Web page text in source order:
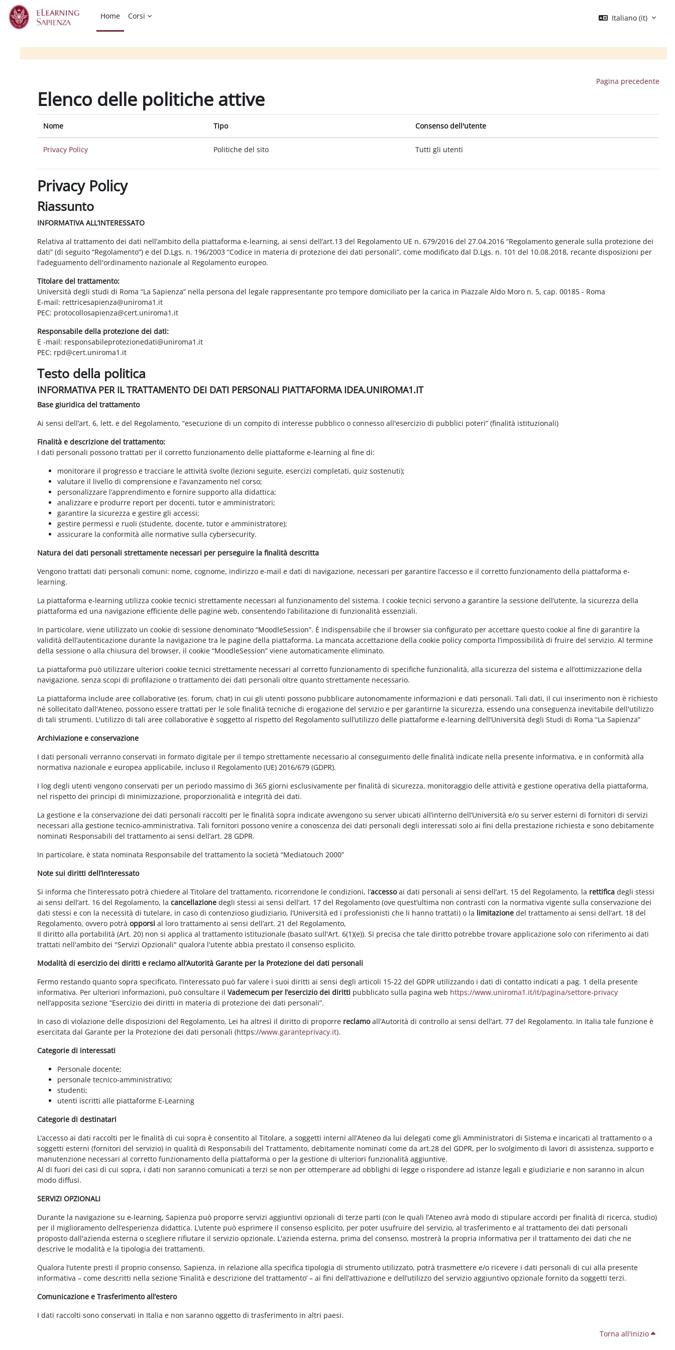
Vai al contenuto principale
Home
Corsi Italiano ‎(it)‎
Pagina precedente
Elenco delle politiche attive
Nome Tipo Consenso dell'utente
Privacy Policy Politiche del sito Tutti gli utenti
Privacy Policy
Riassunto
INFORMATIVA ALL’INTERESSATO
Relativa al trattamento dei dati nell’ambito della piattaforma e-learning, ai sensi dell’art.13 del Regolamento UE n. 679/2016 del 27.04.2016 “Regolamento generale sulla protezione dei
dati” (di seguito “Regolamento”) e del D.Lgs. n. 196/2003 “Codice in materia di protezione dei dati personali”, come modificato dal D.Lgs. n. 101 del 10.08.2018, recante disposizioni per
l'adeguamento dell'ordinamento nazionale al Regolamento europeo.
Titolare del trattamento:
Università degli studi di Roma “La Sapienza” nella persona del legale rappresentante pro tempore domiciliato per la carica in Piazzale Aldo Moro n. 5, cap. 00185 - Roma
E-mail: rettricesapienza@uniroma1.it
PEC: protocollosapienza@cert.uniroma1.it
Responsabile della protezione dei dati:
E -mail: responsabileprotezionedati@uniroma1.it
PEC: rpd@cert.uniroma1.it
Testo della politica
INFORMATIVA PER IL TRATTAMENTO DEI DATI PERSONALI PIATTAFORMA IDEA.UNIROMA1.IT
Base giuridica del trattamento
Ai sensi dell’art. 6, lett. e del Regolamento, “esecuzione di un compito di interesse pubblico o connesso all'esercizio di pubblici poteri” (finalità istituzionali)
Finalità e descrizione del trattamento:
I dati personali possono trattati per il corretto funzionamento delle piattaforme e-learning al fine di:
monitorare il progresso e tracciare le attività svolte (lezioni seguite, esercizi completati, quiz sostenuti);
valutare il livello di comprensione e l’avanzamento nel corso;
personalizzare l’apprendimento e fornire supporto alla didattica;
analizzare e produrre report per docenti, tutor e amministratori;
garantire la sicurezza e gestire gli accessi;
gestire permessi e ruoli (studente, docente, tutor e amministratore);
assicurare la conformità alle normative sulla cybersecurity.
Natura dei dati personali strettamente necessari per perseguire la finalità descritta
Vengono trattati dati personali comuni: nome, cognome, indirizzo e-mail e dati di navigazione, necessari per garantire l’accesso e il corretto funzionamento della piattaforma e-
learning.
La piattaforma e-learning utilizza cookie tecnici strettamente necessari al funzionamento del sistema. I cookie tecnici servono a garantire la sessione dell’utente, la sicurezza della
piattaforma ed una navigazione efficiente delle pagine web, consentendo l’abilitazione di funzionalità essenziali.
In particolare, viene utilizzato un cookie di sessione denominato “MoodleSession”. È indispensabile che il browser sia configurato per accettare questo cookie al fine di garantire la
validità dell’autenticazione durante la navigazione tra le pagine della piattaforma. La mancata accettazione della cookie policy comporta l’impossibilità di fruire del servizio. Al termine
della sessione o alla chiusura del browser, il cookie “MoodleSession” viene automaticamente eliminato.
La piattaforma può utilizzare ulteriori cookie tecnici strettamente necessari al corretto funzionamento di specifiche funzionalità, alla sicurezza del sistema e all’ottimizzazione della
navigazione, senza scopi di profilazione o trattamento dei dati personali oltre quanto strettamente necessario.
La piattaforma include aree collaborative (es. forum, chat) in cui gli utenti possono pubblicare autonomamente informazioni e dati personali. Tali dati, il cui inserimento non è richiesto
né sollecitato dall'Ateneo, possono essere trattati per le sole finalità tecniche di erogazione del servizio e per garantirne la sicurezza, essendo una conseguenza inevitabile dell'utilizzo
di tali strumenti. L'utilizzo di tali aree collaborative è soggetto al rispetto del Regolamento sull’utilizzo delle piattaforme e-learning dell’Università degli Studi di Roma “La Sapienza”
Archiviazione e conservazione
I dati personali verranno conservati in formato digitale per il tempo strettamente necessario al conseguimento delle finalità indicate nella presente informativa, e in conformità alla
normativa nazionale e europea applicabile, incluso il Regolamento (UE) 2016/679 (GDPR).
I log degli utenti vengono conservati per un periodo massimo di 365 giorni esclusivamente per finalità di sicurezza, monitoraggio delle attività e gestione operativa della piattaforma,
nel rispetto dei principi di minimizzazione, proporzionalità e integrità dei dati.
La gestione e la conservazione dei dati personali raccolti per le finalità sopra indicate avvengono su server ubicati all’interno dell’Università e/o su server esterni di fornitori di servizi
necessari alla gestione tecnico-amministrativa. Tali fornitori possono venire a conoscenza dei dati personali degli interessati solo ai fini della prestazione richiesta e sono debitamente
nominati Responsabili del trattamento ai sensi dell’art. 28 GDPR.
In particolare, è stata nominata Responsabile del trattamento la società “Mediatouch 2000”
Note sui diritti dell’interessato
Si informa che l’interessato potrà chiedere al Titolare del trattamento, ricorrendone le condizioni, l’accessoai dati personali ai sensi dell’art. 15 del Regolamento, la rettificadegli stessi
ai sensi dell’art. 16 del Regolamento, lacancellazione degli stessi ai sensi dell’art. 17 del Regolamento (ove quest’ultima non contrasti con la normativa vigente sulla conservazione dei
dati stessi e con la necessità di tutelare, in caso di contenzioso giudiziario, l’Università ed i professionisti che li hanno trattati) o la limitazione del trattamento ai sensi dell’art. 18 del
Regolamento, ovvero potràopporsi al loro trattamento ai sensi dell’art. 21 del Regolamento,
Il diritto alla portabilità (Art. 20) non si applica al trattamento istituzionale (basato sull'Art. 6(1)(e)). Si precisa che tale diritto potrebbe trovare applicazione solo con riferimento ai dati
trattati nell'ambito dei "Servizi Opzionali" qualora l'utente abbia prestato il consenso esplicito.
Modalità di esercizio dei diritti e reclamo all’Autorità Garante per la Protezione dei dati personali
Fermo restando quanto sopra specificato, l’interessato può far valere i suoi diritti ai sensi degli articoli 15-22 del GDPR utilizzando i dati di contatto indicati a pag. 1 della presente
informativa. Per ulteriori informazioni, può consultare ilVademecum per l’esercizio dei diritti pubblicato sulla pagina web https://www.uniroma1.it/it/pagina/settore-privacy
nell’apposita sezione “Esercizio dei diritti in materia di protezione dei dati personali”.
In caso di violazione delle disposizioni del Regolamento, Lei ha altresì il diritto di proporre reclamoall’Autorità di controllo ai sensi dell’art. 77 del Regolamento. In Italia tale funzione è
esercitata dal Garante per la Protezione dei dati personali (https://www.garanteprivacy.it).
Categorie di interessati
Personale docente;
personale tecnico-amministrativo;
studenti;
utenti iscritti alle piattaforme E-Learning
Categorie di destinatari
L’accesso ai dati raccolti per le finalità di cui sopra è consentito al Titolare, a soggetti interni all’Ateneo da lui delegati come gli Amministratori di Sistema e incaricati al trattamento o a
soggetti esterni (fornitori del servizio) in qualità di Responsabili del Trattamento, debitamente nominati come da art.28 del GDPR, per lo svolgimento di lavori di assistenza, supporto e
manutenzione necessari al corretto funzionamento della piattaforma o per la gestione di ulteriori funzionalità aggiuntive.
Al di fuori dei casi di cui sopra, i dati non saranno comunicati a terzi se non per ottemperare ad obblighi di legge o rispondere ad istanze legali e giudiziarie e non saranno in alcun
modo diffusi.
SERVIZI OPZIONALI
Durante la navigazione su e-learning, Sapienza può proporre servizi aggiuntivi opzionali di terze parti (con le quali l’Ateneo avrà modo di stipulare accordi per finalità di ricerca, studio)
per il miglioramento dell’esperienza didattica. L’utente può esprimere il consenso esplicito, per poter usufruire del servizio, al trasferimento e al trattamento dei dati personali
proposto dall'azienda esterna o scegliere rifiutare il servizio opzionale. L'azienda esterna, prima del consenso, mostrerà la propria informativa per il trattamento dei dati che ne
descrive le modalità e la tipologia dei trattamenti.
Qualora l’utente presti il proprio consenso, Sapienza, in relazione alla specifica tipologia di strumento utilizzato, potrà trasmettere e/o ricevere i dati personali di cui alla presente
informativa – come descritti nella sezione ‘Finalità e descrizione del trattamento’ – ai fini dell’attivazione e dell’utilizzo del servizio aggiuntivo opzionale fornito da soggetti terzi.
Comunicazione e Trasferimento all’estero
I dati raccolti sono conservati in Italia e non saranno oggetto di trasferimento in altri paesi.
Torna all'inizio